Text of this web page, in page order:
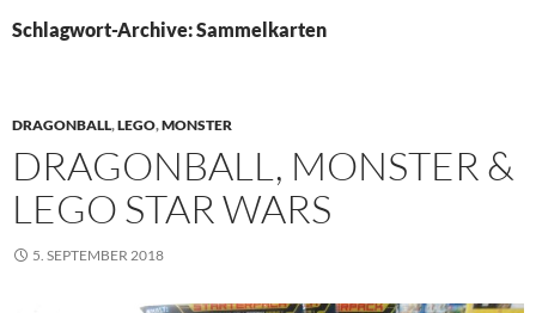
Schlagwort-Archive: Sammelkarten
DRAGONBALL,LEGO,MONSTER
DRAGONBALL, MONSTER &
LEGO STAR WARS
5. SEPTEMBER 2018